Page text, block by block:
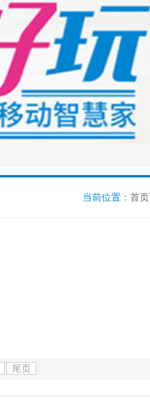
当前位置： 首页
尾页